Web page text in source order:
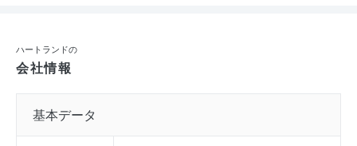
ハートランドの
会社情報
基本データ